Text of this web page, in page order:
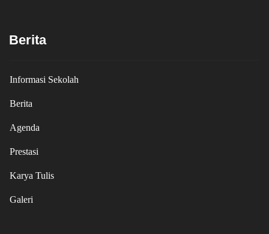
Berita
Informasi Sekolah
Berita
Agenda
Prestasi
Karya Tulis
Galeri